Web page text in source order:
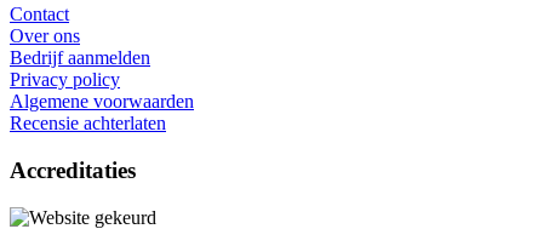
Contact
Over ons
Bedrijf aanmelden
Privacy policy
Algemene voorwaarden
Recensie achterlaten
Accreditaties